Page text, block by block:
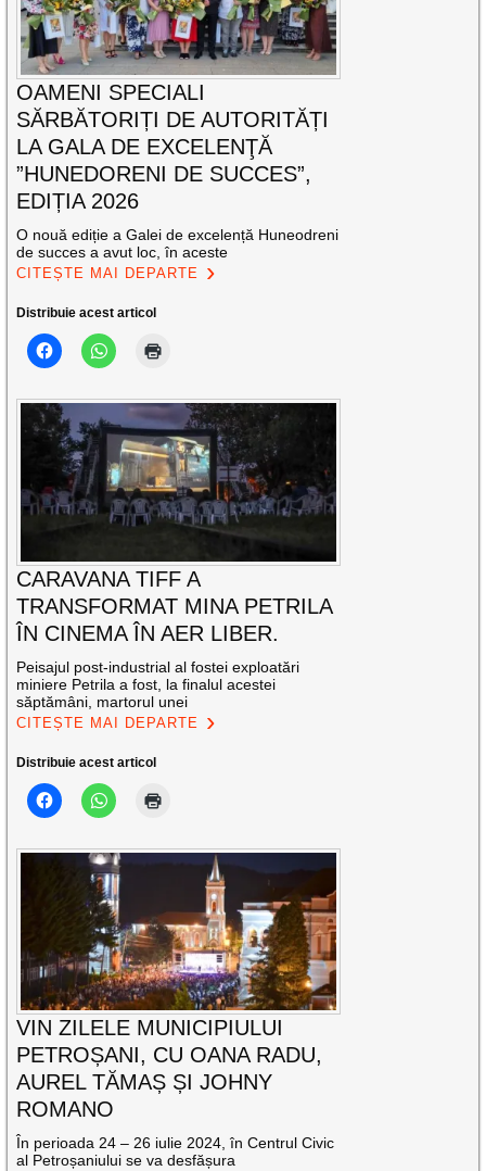
OAMENI SPECIALI
SĂRBĂTORIȚI DE AUTORITĂȚI
LA GALA DE EXCELENŢĂ
”HUNEDORENI DE SUCCES”,
EDIȚIA 2026
O nouă ediție a Galei de excelență Huneodreni
de succes a avut loc, în aceste
CITEȘTE MAI DEPARTE
Distribuie acest articol
CARAVANA TIFF A
TRANSFORMAT MINA PETRILA
ÎN CINEMA ÎN AER LIBER.
Peisajul post-industrial al fostei exploatări
miniere Petrila a fost, la finalul acestei
săptămâni, martorul unei
CITEȘTE MAI DEPARTE
Distribuie acest articol
VIN ZILELE MUNICIPIULUI
PETROȘANI, CU OANA RADU,
AUREL TĂMAȘ ȘI JOHNY
ROMANO
În perioada 24 – 26 iulie 2024, în Centrul Civic
al Petroșaniului se va desfășura